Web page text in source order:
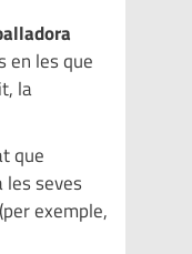
en les que
la
que
les seves
exemple,